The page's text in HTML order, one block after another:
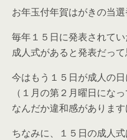
お年玉付年賀はがきの当
毎年１５日に発表されてい
成人式があると発表だっ
今はもう１５日が成人の日
（１月の第２月曜日にな
なんだか違和感があります
ちなみに、１５日の成人